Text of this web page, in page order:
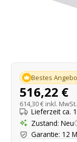
Bestes
516,22 €
614,30 € inkl.
Lieferzeit ca.
Zustand: Neu
Garantie: 12